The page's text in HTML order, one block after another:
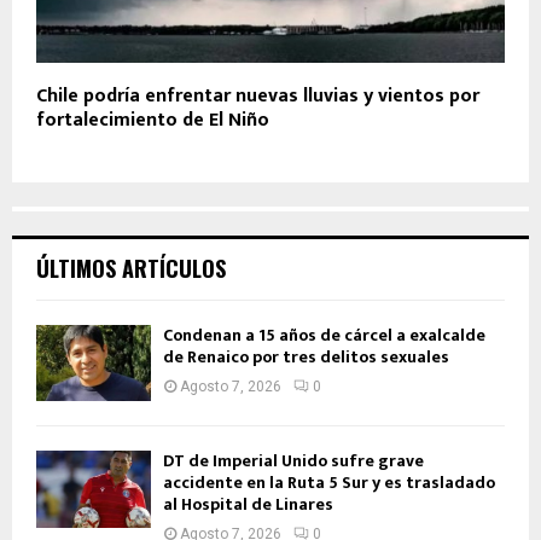
Chile podría enfrentar nuevas lluvias y vientos por
fortalecimiento de El Niño
ÚLTIMOS ARTÍCULOS
Condenan a 15 años de cárcel a exalcalde
de Renaico por tres delitos sexuales
Agosto 7, 2026 0
DT de Imperial Unido sufre grave
accidente en la Ruta 5 Sur y es trasladado
al Hospital de Linares
Agosto 7, 2026 0